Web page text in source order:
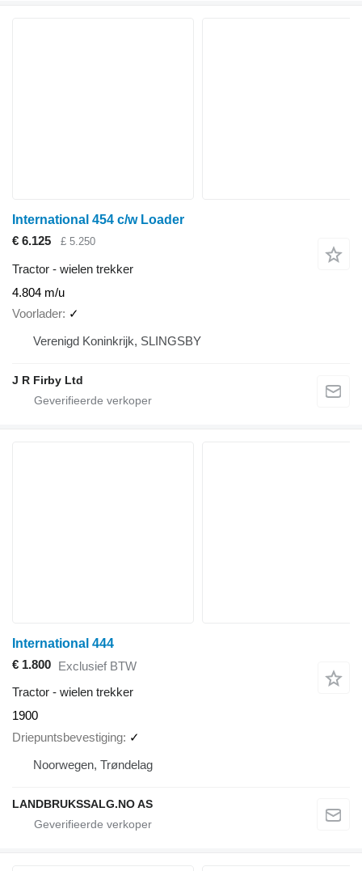
International 454 c/w Loader
€ 6.125
£ 5.250
Tractor - wielen trekker
4.804 m/u
Voorlader ✓
Verenigd Koninkrijk, SLINGSBY
J R Firby Ltd
International 444
€ 1.800 Exclusief BTW
Tractor - wielen trekker
1900
Driepuntsbevestiging ✓
Noorwegen, Trøndelag
LANDBRUKSSALG.NO AS